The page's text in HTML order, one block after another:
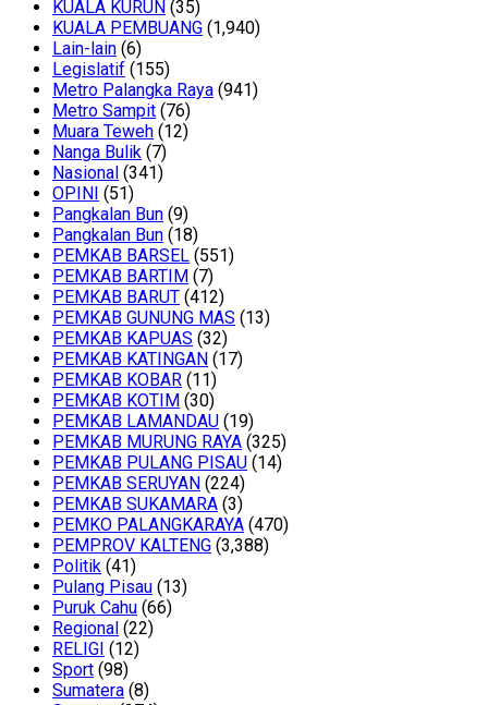
KUALA KURUN (35)
KUALA PEMBUANG (1,940)
Lain-lain (6)
Legislatif (155)
Metro Palangka Raya (941)
Metro Sampit (76)
Muara Teweh (12)
Nanga Bulik (7)
Nasional (341)
OPINI (51)
Pangkalan Bun (9)
Pangkalan Bun (18)
PEMKAB BARSEL (551)
PEMKAB BARTIM (7)
PEMKAB BARUT (412)
PEMKAB GUNUNG MAS (13)
PEMKAB KAPUAS (32)
PEMKAB KATINGAN (17)
PEMKAB KOBAR (11)
PEMKAB KOTIM (30)
PEMKAB LAMANDAU (19)
PEMKAB MURUNG RAYA (325)
PEMKAB PULANG PISAU (14)
PEMKAB SERUYAN (224)
PEMKAB SUKAMARA (3)
PEMKO PALANGKARAYA (470)
PEMPROV KALTENG (3,388)
Politik (41)
Pulang Pisau (13)
Puruk Cahu (66)
Regional (22)
RELIGI (12)
Sport (98)
Sumatera (8)